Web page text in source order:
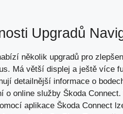
Upgradů
několik upgradů pro
Má větší displej a ještě více
detailnější informace o
o online služby Škoda
aplikace Škoda Connect